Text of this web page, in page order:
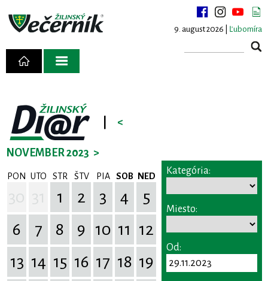
9. august 2026 | Ľubomíra
<
NOVEMBER 2023 >
PON UTO STR ŠTV PIA SOB NED
1 2 3 4
5
6
7 8 9 10 11 12
13 14 15 16 17 18 19
Kategória:
Miesto:
Od: